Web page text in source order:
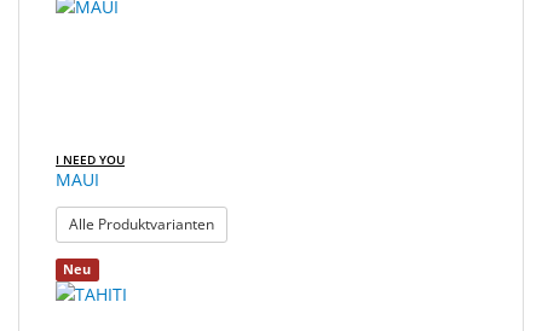
I NEED YOU
MAUI
Alle Produktvarianten: MAUI
Neu